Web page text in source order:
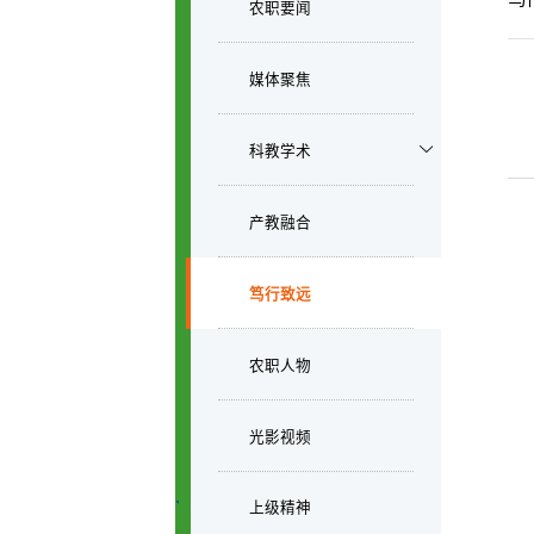
农职要闻
媒体聚焦
科教学术
产教融合
笃行致远
农职人物
光影视频
上级精神